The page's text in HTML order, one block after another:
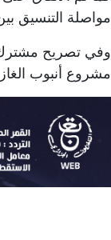
مواصلة التنسيق
وفي تصريح مشترك
مشروع أنبوب